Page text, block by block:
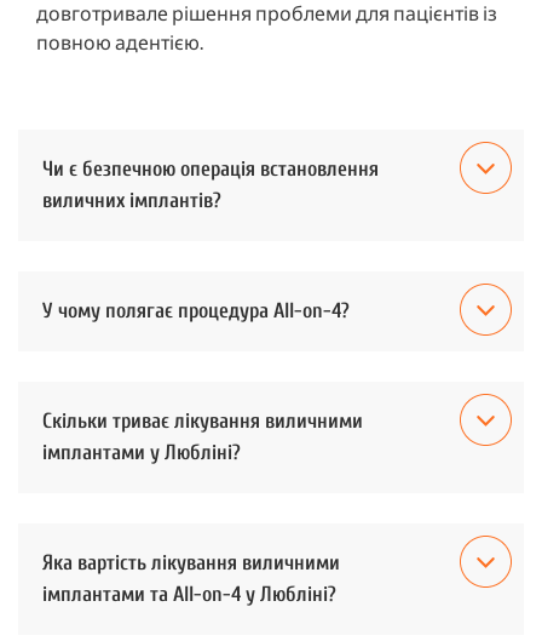
довготривале рішення проблеми для пацієнтів із
повною адентією.
Чи є безпечною операція встановлення
виличних імплантів?
У чому полягає процедура All-on-4?
Скільки триває лікування виличними
імплантами у Любліні?
Яка вартість лікування виличними
імплантами та All-on-4 у Любліні?